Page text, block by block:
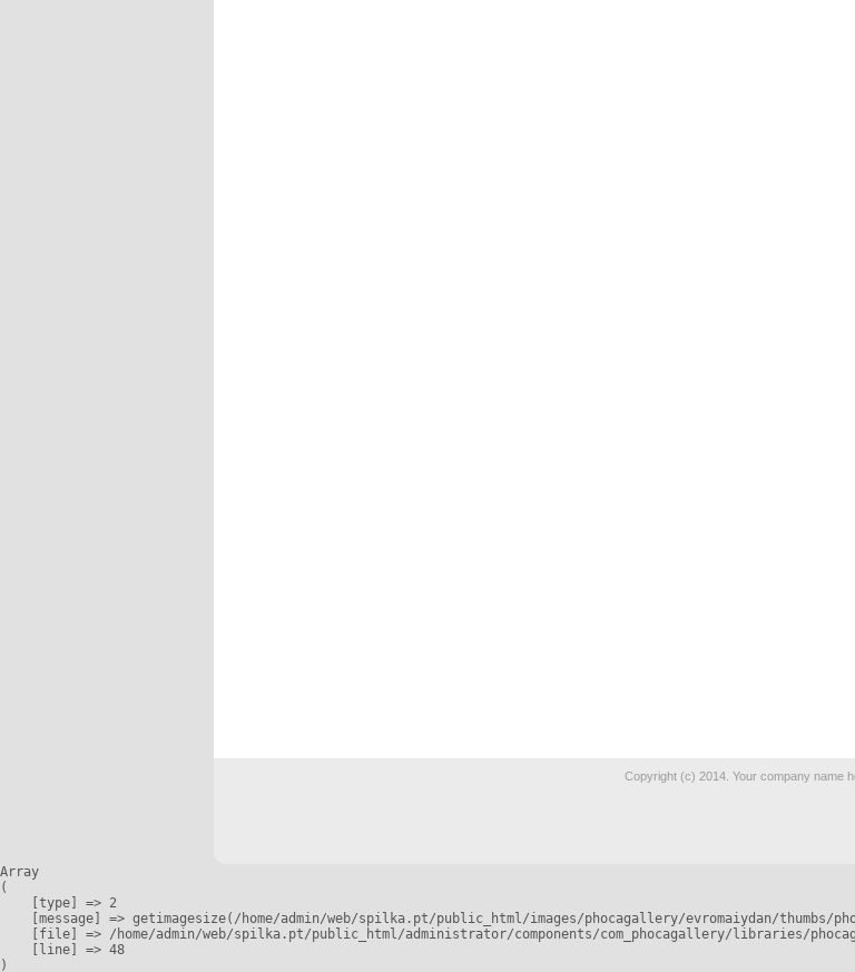
Copyright (c) 2014. Your company name
Array
(
    [type] => 2
[message] => getimagesize(/home/admin/web/spilka.pt/public_html/images/phocagallery/evromaiydan/thumbs/
[file] => /home/admin/web/spilka.pt/public_html/administrator/components/com_phocagallery/libraries/
    [line] => 48